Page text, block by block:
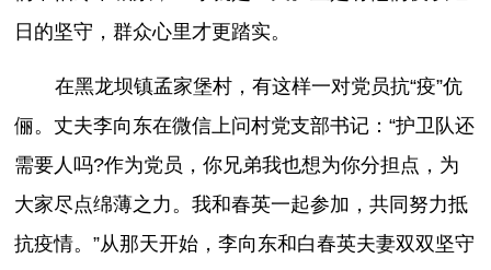
日的坚守，群众心里才更踏实。
在黑龙坝镇孟家堡村，有这样一对党员抗“疫”伉
俪。丈夫李向东在微信上问村党支部书记：“护卫队还
需要人吗?作为党员，你兄弟我也想为你分担点，为
大家尽点绵薄之力。我和春英一起参加，共同努力抵
抗疫情。”从那天开始，李向东和白春英夫妻双双坚守